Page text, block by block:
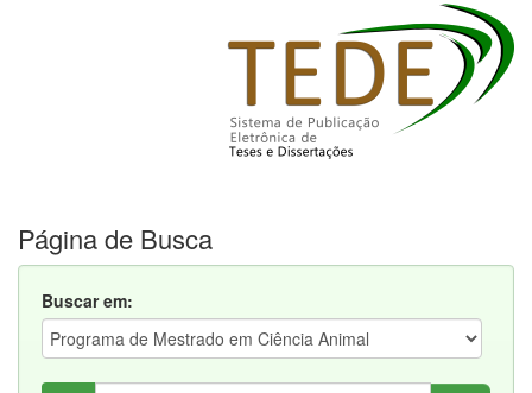
Página de Busca
Buscar em: